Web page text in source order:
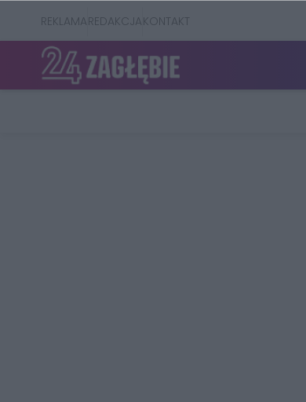
REKLAMAREDAKCJAKONTAKT